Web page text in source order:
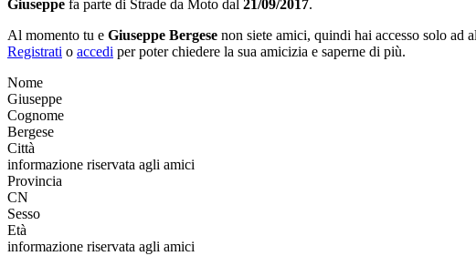
Giuseppe fa parte di Strade da Moto dal 21/09/2017.
Al momento tu e Giuseppe Bergese non siete amici, quindi hai accesso solo ad
Registrati o accedi per poter chiedere la sua amicizia e saperne di più.
Nome
Giuseppe
Cognome
Bergese
Città
informazione riservata agli amici
Provincia
CN
Sesso
Età
informazione riservata agli amici